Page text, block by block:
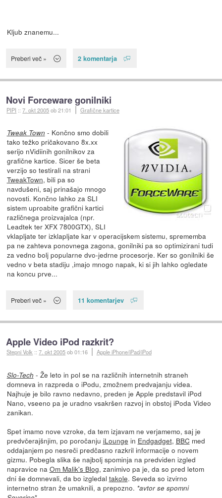
Kljub znanemu...
Preberi več » 2 komentarja
Novi Forceware gonilniki
PIPI ::7. okt 2005ob 21:01 Grafične kartice
Tweak Town - Končno smo dobili
tako težko pričakovano 8x.xx
serijo nVidiinih gonilnikov za
grafične kartice. Sicer še beta
verzijo so testirali na strani
TweakTown, bili pa so
navdušeni, saj prinašajo mnogo
novosti. Končno lahko za SLI
sistem uproabite grafični kartici
različnega proizvajalca (npr.
Leadtek ter XFX 7800GTX), SLI
vklapljate ter izklapljate kar v operacijskem sistemu, sprememba
pa ne zahteva ponovnega zagona, gonilniki pa so optimizirani tudi
za vedno bolj popularne dvo-jedrne procesorje. Ker so gonilniki še
vedno v beta stadiju ,imajo mnogo napak, ki si jih lahko ogledate
na koncu prve...
Preberi več » 11 komentarjev
Apple Video iPod razkrit?
Stepni Volk ::7. okt 2005ob 01:16 Apple iPhone/iPad/iPod
Slo-Tech - Že leto in pol se na različnih internetnih straneh
domneva in razpreda o iPodu, zmožnem predvajanju videa.
Najhuje je bilo ravno nedavno, preden je Apple predstavil iPod
Nano, vseeno pa je uradno vsakršen razvoj in obstoj iPoda Video
zanikan.
Spet imamo nove vzroke, da tem izjavam ne verjamemo, saj je
predvčerajšnjim, po poročanju iLounge in Endgadget, BBC med
oddajanjem po nesreči predčasno razkril informacije o novem
gizmu. Pobegla slika še najbolj spominja na predviden izgled
napravice na Om Malik's Blog, zanimivo pa je, da so pred letom
dni še domnevali, da bo izgledal takole. Seveda so izvirno
internetno stran že umaknili, a prepozno. *avtor se spomni